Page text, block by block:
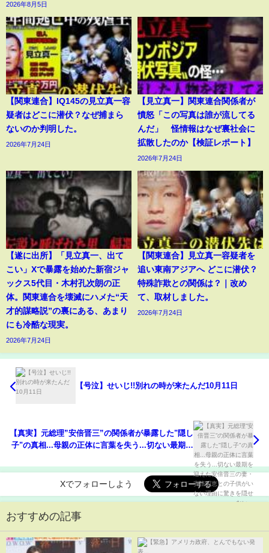
2026年8月5日
【関東連合】IQ145の見立真一容
疑者はどこに潜伏？なぜ捕まら
ないのか判明した。
2026年7月24日
【見立真一】関東連合関係者が
憤怒「この写真は誰が流してる
んだ」 怪情報はなぜ裏社会に
拡散したのか【検証レポート】
2026年7月24日
【遂に出所】「見立真一、出て
こい」Xで暴露を始めた新宿ジャ
ックス5代目・木村孔次朗の正
体。関東連合を壊滅にハメた“天
才的謀略説”の裏にある、あまり
にも冷酷な現実。
2026年7月24日
【関東連合】見立真一容疑者を
追い東南アジアへ どこに潜伏？
特殊詐欺との関係は？｜改め
て、取材しました。
2026年7月24日
【号泣】せいじ!!別れの時が来たんだ10月11日
【真実】元総理”安倍晋三”の関係者が暴露した"隠し
子"の真相...母親の正体に言葉を失う...切ない最期を
Xでフォローしよう
おすすめの記事